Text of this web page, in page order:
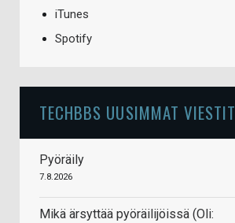
iTunes
Spotify
TECHBBS UUSIMMAT VIESTIT
Pyöräily
7.8.2026
Mikä ärsyttää pyöräilijöissä (Oli: